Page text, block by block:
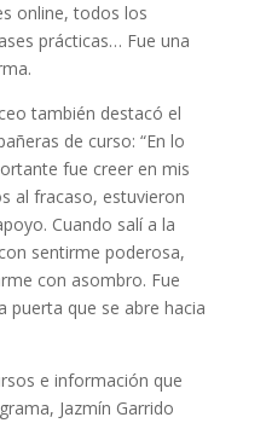
online, todos los
prácticas… Fue una
también destacó el
de curso: “En lo
fue creer en mis
al fracaso, estuvieron
Cuando salí a la
sentirme poderosa,
con asombro. Fue
puerta que se abre hacia
e información que
Jazmín Garrido